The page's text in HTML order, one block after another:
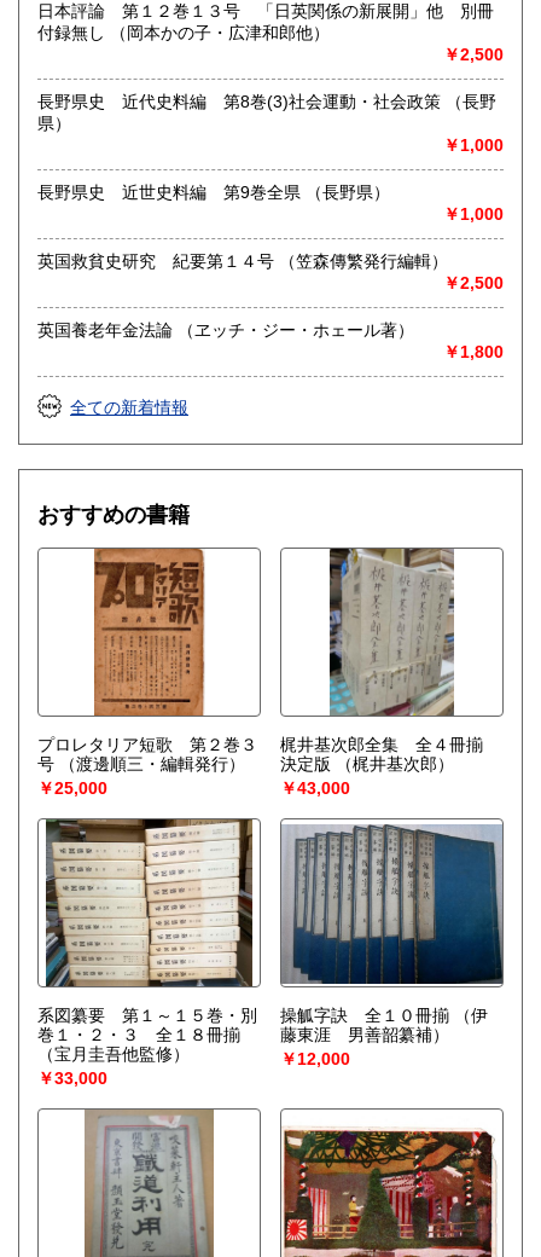
日本評論 第１２巻１３号 「日英関係の新展開」他 別冊
付録無し （岡本かの子・広津和郎他）
￥2,500
長野県史 近代史料編 第8巻(3)社会運動・社会政策 （長野
県）
￥1,000
長野県史 近世史料編 第9巻全県 （長野県）
￥1,000
英国救貧史研究 紀要第１４号 （笠森傳繁発行編輯）
￥2,500
英国養老年金法論 （ヱッチ・ジー・ホェール著）
￥1,800
全ての新着情報
おすすめの書籍
プロレタリア短歌 第２巻３
号
（渡邊順三・編輯発行）
￥25,000
梶井基次郎全集 全４冊揃
決定版
（梶井基次郎）
￥43,000
系図纂要 第１～１５巻・別
巻１・２・３ 全１８冊揃
（宝月圭吾他監修）
￥33,000
操觚字訣 全１０冊揃
（伊
藤東涯 男善韶纂補）
￥12,000